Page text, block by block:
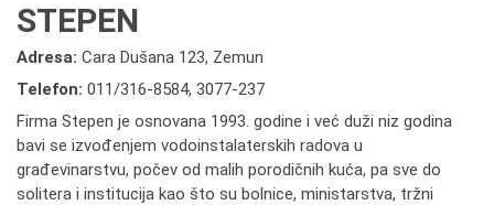
STEPEN
Adresa: Cara Dušana 123, Zemun
Telefon: 011/316-8584, 3077-237
Firma Stepen je osnovana 1993. godine i već duži niz godina
bavi se izvođenjem vodoinstalaterskih radova u
građevinarstvu, počev od malih porodičnih kuća, pa sve do
solitera i institucija kao što su bolnice, ministarstva, tržni